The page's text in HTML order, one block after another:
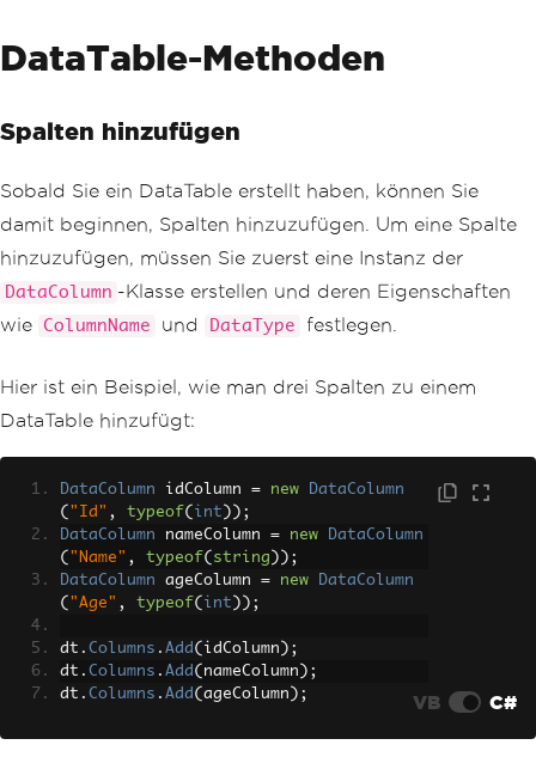
DataTable-Methoden
Spalten hinzufügen
Sobald Sie ein DataTable erstellt haben, können Sie
damit beginnen, Spalten hinzuzufügen. Um eine Spalte
hinzuzufügen, müssen Sie zuerst eine Instanz der
DataColumn -Klasse erstellen und deren Eigenschaften
wie ColumnName und DataType festlegen.
Hier ist ein Beispiel, wie man drei Spalten zu einem
DataTable hinzufügt:
DataColumn idColumn = new
DataColumn
( "Id" , typeof( int ));
DataColumn nameColumn = new
DataColumn
( "Name" , typeof( string ));
DataColumn ageColumn = new
DataColumn
( "Age" , typeof( int ));
dt . Columns . Add ( idColumn );
dt . Columns . Add ( nameColumn );
dt . Columns . Add ( ageColumn ); VB C#